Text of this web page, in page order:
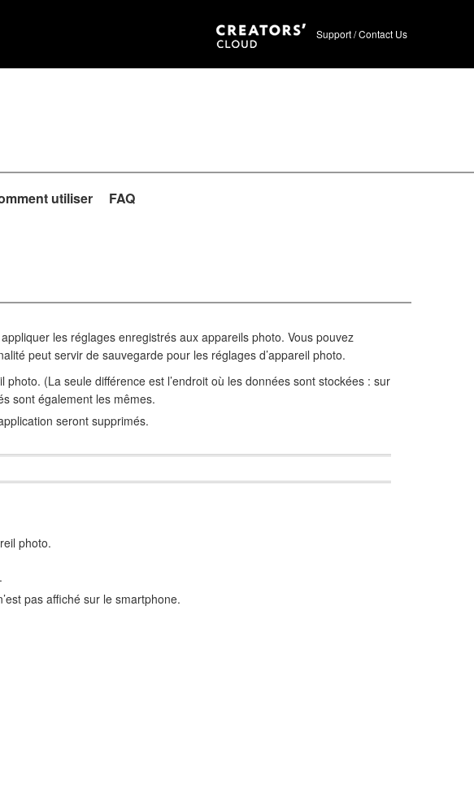
Support / Contact Us
utiliser FAQ
les réglages enregistrés aux appareils photo. Vous pouvez
peut servir de sauvegarde pour les réglages d’appareil photo.
(La seule différence est l’endroit où les données sont stockées : sur
sont également les mêmes.
seront supprimés.
photo.
pas affiché sur le smartphone.